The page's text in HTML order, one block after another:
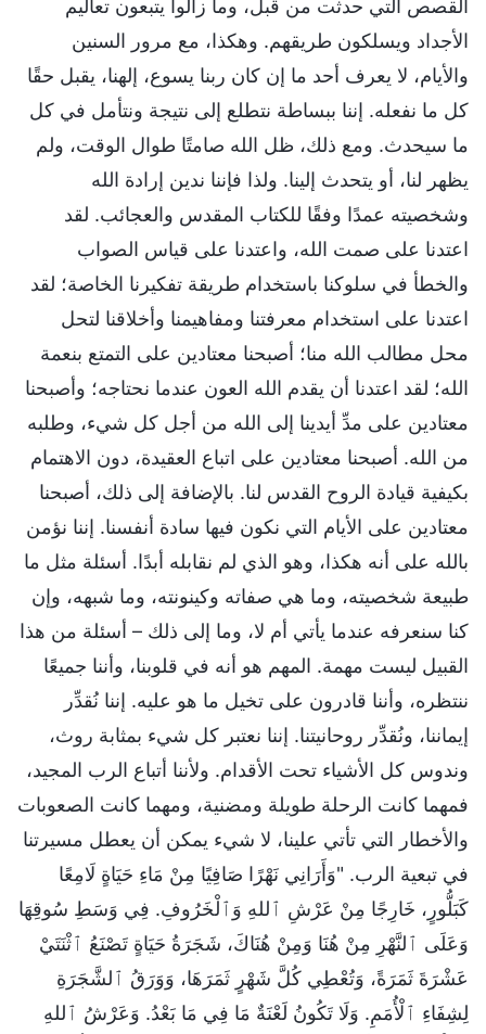
القصص التي حدثت من قبل، وما زالوا يتبعون تعاليم
الأجداد ويسلكون طريقهم. وهكذا، مع مرور السنين
والأيام، لا يعرف أحد ما إن كان ربنا يسوع، إلهنا، يقبل حقًا
كل ما نفعله. إننا ببساطة نتطلع إلى نتيجة ونتأمل في كل
ما سيحدث. ومع ذلك، ظل الله صامتًا طوال الوقت، ولم
يظهر لنا، أو يتحدث إلينا. ولذا فإننا ندين إرادة الله
وشخصيته عمدًا وفقًا للكتاب المقدس والعجائب. لقد
اعتدنا على صمت الله، واعتدنا على قياس الصواب
والخطأ في سلوكنا باستخدام طريقة تفكيرنا الخاصة؛ لقد
اعتدنا على استخدام معرفتنا ومفاهيمنا وأخلاقنا لتحل
محل مطالب الله منا؛ أصبحنا معتادين على التمتع بنعمة
الله؛ لقد اعتدنا أن يقدم الله العون عندما نحتاجه؛ وأصبحنا
معتادين على مدِّ أيدينا إلى الله من أجل كل شيء، وطلبه
من الله. أصبحنا معتادين على اتباع العقيدة، دون الاهتمام
بكيفية قيادة الروح القدس لنا. بالإضافة إلى ذلك، أصبحنا
معتادين على الأيام التي نكون فيها سادة أنفسنا. إننا نؤمن
بالله على أنه هكذا، وهو الذي لم نقابله أبدًا. أسئلة مثل ما
طبيعة شخصيته، وما هي صفاته وكينونته، وما شبهه، وإن
كنا سنعرفه عندما يأتي أم لا، وما إلى ذلك – أسئلة من هذا
القبيل ليست مهمة. المهم هو أنه في قلوبنا، وأننا جميعًا
ننتظره، وأننا قادرون على تخيل ما هو عليه. إننا نُقدِّر
إيماننا، ونُقدِّر روحانيتنا. إننا نعتبر كل شيء بمثابة روث،
وندوس كل الأشياء تحت الأقدام. ولأننا أتباع الرب المجيد،
فمهما كانت الرحلة طويلة ومضنية، ومهما كانت الصعوبات
والأخطار التي تأتي علينا، لا شيء يمكن أن يعطل مسيرتنا
في تبعية الرب. "وَأَرَانِي نَهْرًا صَافِيًا مِنْ مَاءِ حَيَاةٍ لَامِعًا
كَبَلُّورٍ، خَارِجًا مِنْ عَرْشِ ٱللهِ وَٱلْخَرُوفِ. فِي وَسَطِ سُوقِهَا
وَعَلَى ٱلنَّهْرِ مِنْ هُنَا وَمِنْ هُنَاكَ، شَجَرَةُ حَيَاةٍ تَصْنَعُ ٱثْنَتَيْ
عَشْرَةَ ثَمَرَةً، وَتُعْطِي كُلَّ شَهْرٍ ثَمَرَهَا، وَوَرَقُ ٱلشَّجَرَةِ
لِشِفَاءِ ٱلْأُمَمِ. وَلَا تَكُونُ لَعْنَةٌ مَا فِي مَا بَعْدُ. وَعَرْشُ ٱللهِ